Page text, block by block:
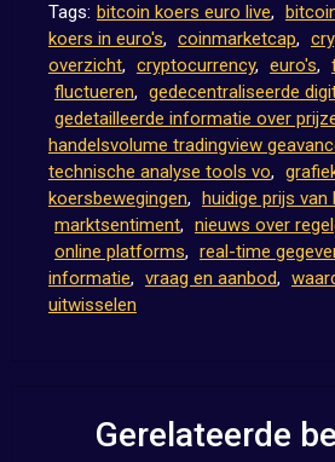
Tags: bitcoin koers euro live,
koers in euro's, coinmarketcap,
overzicht, cryptocurrency, euro's,
fluctueren, gedecentraliseerde
gedetailleerde informatie over
handelsvolume tradingview
technische analyse tools vo,
koersbewegingen, huidige prijs van
marktsentiment, nieuws over
online platforms, real-time
informatie, vraag en aanbod,
uitwisselen
Gerelateerde